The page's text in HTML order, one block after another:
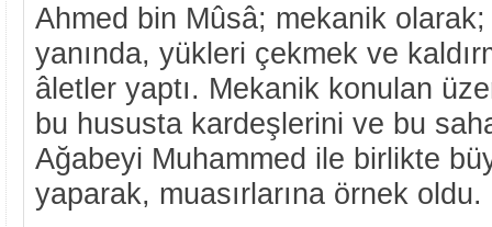
Ahmed bin Mûsâ; mekanik
yanında, yükleri çekmek ve
âletler yaptı. Mekanik konulan
bu hususta kardeşlerini ve bu
Ağabeyi Muhammed ile birlikte
yaparak, muasırlarına örnek oldu.